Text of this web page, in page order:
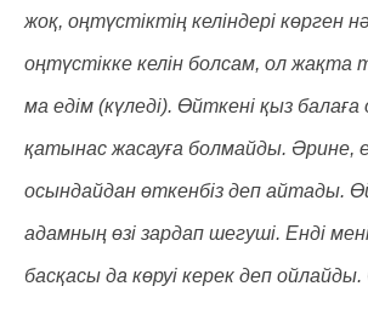
жоқ, оңтүстіктің келіндері көрген
оңтүстікке келін болсам, ол жақта
ма едім (күледі). Өйткені қыз
қатынас жасауға болмайды. Әрине,
осындайдан өткенбіз деп айтады.
адамның өзі зардап шегуші. Енді
басқасы да көруі керек деп